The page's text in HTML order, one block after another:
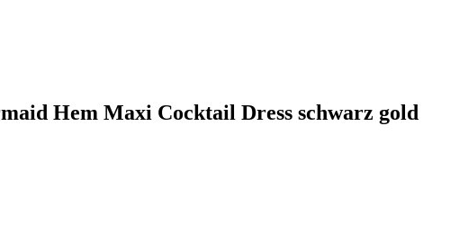
Hem Maxi Cocktail Dress schwarz gold